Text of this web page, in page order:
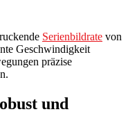
Serienbildrate von
Geschwindigkeit
präzise
und